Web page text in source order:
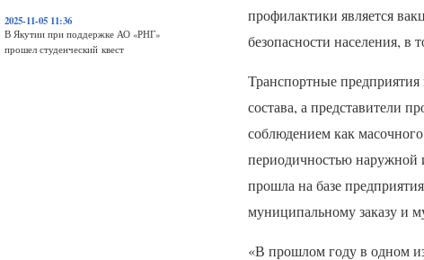
2025-11-05 11:36
В Якутии при поддержке АО «РНГ»
прошел студенческий квест
профилактики является
безопасности населения, в
Транспортные
состава, а представители
соблюдением как
периодичностью наружной
прошла на базе
муниципальному заказу и
«В прошлом году в одном